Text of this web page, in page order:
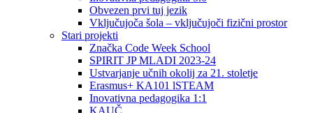
Obvezen prvi tuj jezik
Vključujoča šola – vključujoči fizični prostor
Stari projekti
Značka Code Week School
SPIRIT JP MLADI 2023-24
Ustvarjanje učnih okolij za 21. stoletje
Erasmus+ KA101 lSTEAM
Inovativna pedagogika 1:1
KAUČ